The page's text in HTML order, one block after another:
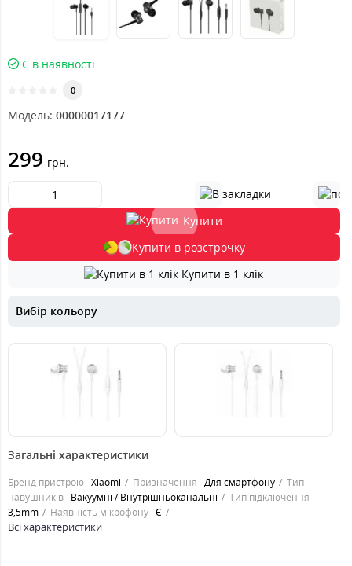
Є в наявності
0
Модель: 00000017177
299 грн.
Купити
Купити в розстрочку
Купити в 1 клік
Вибір кольору
299 грн.
Загальні характеристики
Бренд пристрою Xiaomi Призначення Для смартфону
Тип
навушників Вакуумні / Внутрішньоканальні
Тип підключення
3,5mm
Наявність мікрофону Є
Всі характеристики